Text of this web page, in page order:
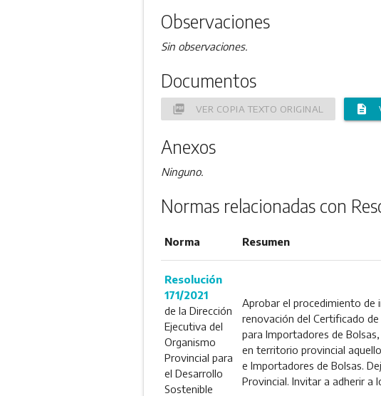
Observaciones
Sin observaciones.
Documentos
picture_as_pdf VER COPIA TEXTO ORIGINAL description
Anexos
Ninguno.
Normas relacionadas con
Norma Resumen
Resolución
171/2021
de la Dirección
Ejecutiva del
Organismo
Provincial para
el Desarrollo
Sostenible
Aprobar el procedimiento de
renovación del Certificado
para Importadores de
en territorio provincial
e Importadores de Bolsas.
Provincial. Invitar a adherir a